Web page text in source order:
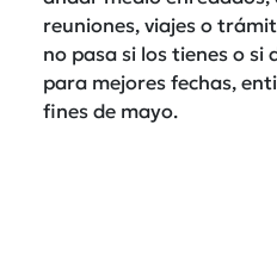
reuniones, viajes o
no pasa si los tienes o si
para mejores fechas,
fines de mayo.